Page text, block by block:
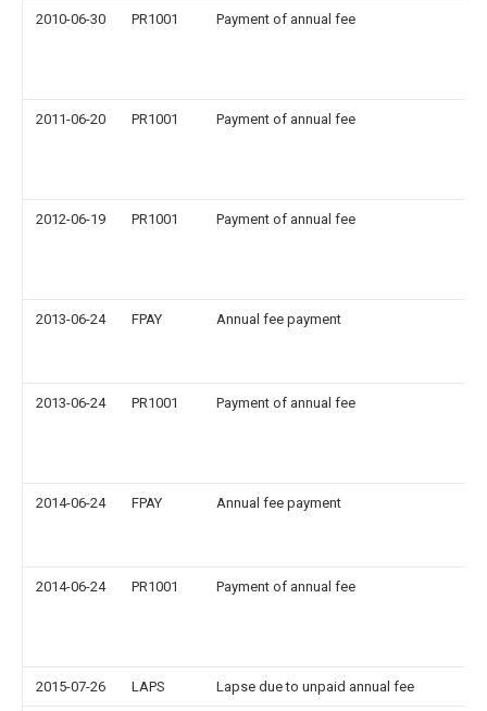
2010-06-30 PR1001 Payment of annual fee
2011-06-20 PR1001 Payment of annual fee
2012-06-19 PR1001 Payment of annual fee
2013-06-24 FPAY Annual fee payment
2013-06-24 PR1001 Payment of annual fee
2014-06-24 FPAY Annual fee payment
2014-06-24 PR1001 Payment of annual fee
2015-07-26 LAPS Lapse due to unpaid annual fee